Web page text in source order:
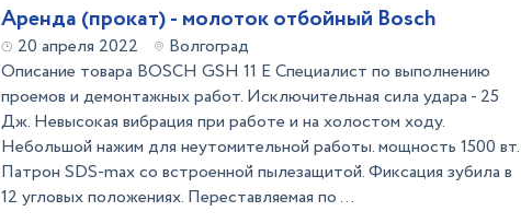
Аренда (прокат) - молоток отбойный Bosch
20 апреля 2022
Волгоград
Описание товара BOSCH GSH 11 E Специалист по выполнению
проемов и демонтажных работ. Исключительная сила удара - 25
Дж. Невысокая вибрация при работе и на холостом ходу.
Небольшой нажим для неутомительной работы. мощность 1500 вт.
Патрон SDS-max со встроенной пылезащитой. Фиксация зубила в
12 угловых положениях. Переставляемая по ...